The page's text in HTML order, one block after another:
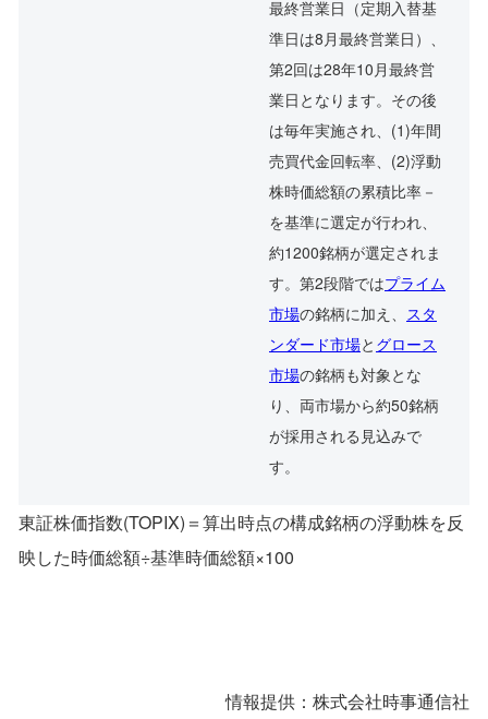
最終営業日（定期入替基
準日は8月最終営業日）、
第2回は28年10月最終営
業日となります。その後
は毎年実施され、(1)年間
売買代金回転率、(2)浮動
株時価総額の累積比率－
を基準に選定が行われ、
約1200銘柄が選定されま
す。第2段階ではプライム
市場の銘柄に加え、 スタ
ンダード市場と グロース
市場の銘柄も対象とな
り、両市場から約50銘柄
が採用される見込みで
す。
東証株価指数(TOPIX)＝算出時点の構成銘柄の浮動株を反
映した時価総額÷基準時価総額×100
情報提供：株式会社時事通信社